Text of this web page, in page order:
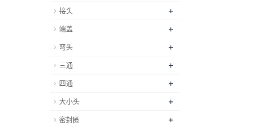
接头 +
端盖 +
弯头 +
三通 +
四通 +
大小头 +
密封圈 +